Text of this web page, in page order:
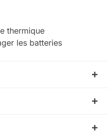
thermique
les batteries